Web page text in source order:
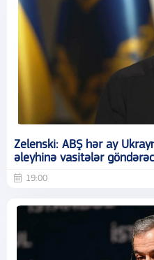
Zelenski: ABŞ hər ay
əleyhinə vasitələr
19:00